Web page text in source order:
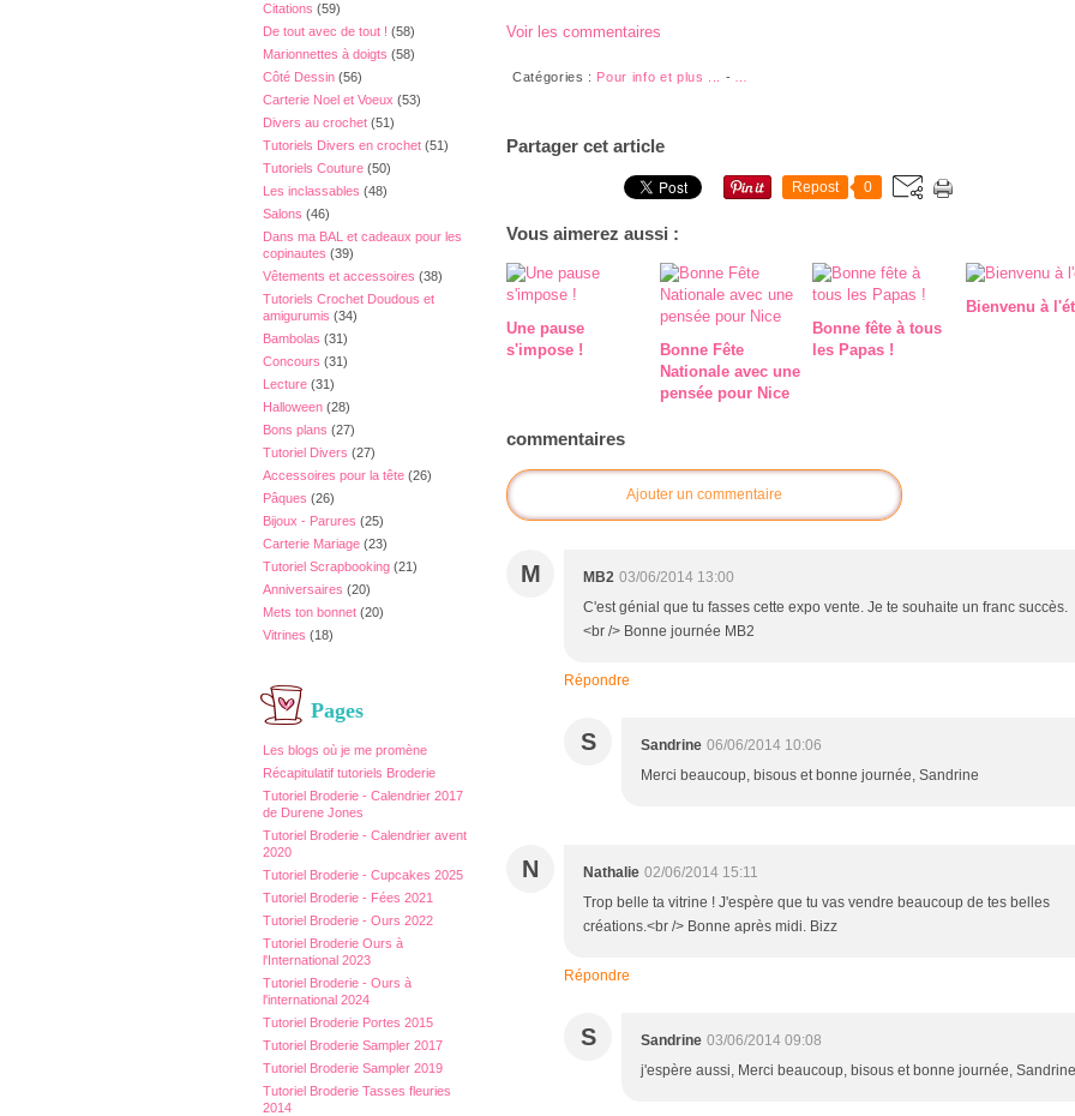
Citations (59)
De tout avec de tout ! (58)
Marionnettes à doigts (58)
Côté Dessin (56)
Carterie Noel et Voeux (53)
Divers au crochet (51)
Tutoriels Divers en crochet (51)
Tutoriels Couture (50)
Les inclassables (48)
Salons (46)
Dans ma BAL et cadeaux pour les
copinautes (39)
Vêtements et accessoires (38)
Tutoriels Crochet Doudous et
amigurumis (34)
Bambolas (31)
Concours (31)
Lecture (31)
Halloween (28)
Bons plans (27)
Tutoriel Divers (27)
Accessoires pour la tête (26)
Pâques (26)
Bijoux - Parures (25)
Carterie Mariage (23)
Tutoriel Scrapbooking (21)
Anniversaires (20)
Mets ton bonnet (20)
Vitrines (18)
Pages
Les blogs où je me promène
Récapitulatif tutoriels Broderie
Tutoriel Broderie - Calendrier 2017
de Durene Jones
Tutoriel Broderie - Calendrier avent
2020
Tutoriel Broderie - Cupcakes 2025
Tutoriel Broderie - Fées 2021
Tutoriel Broderie - Ours 2022
Tutoriel Broderie Ours à
l'International 2023
Tutoriel Broderie - Ours à
l'international 2024
Tutoriel Broderie Portes 2015
Tutoriel Broderie Sampler 2017
Tutoriel Broderie Sampler 2019
Tutoriel Broderie Tasses fleuries
2014
Voir les commentaires
Catégories : Pour info et plus ... -
Partager cet article
Repost 0
Vous aimerez aussi :
Une pause
s'impose !
Bonne Fête
Nationale avec une
pensée pour Nice
Bonne fête à tous
les Papas !
Bienvenu à
commentaires
Ajouter un commentaire
M MB2 03/06/2014 13:00
C'est génial que tu fasses cette expo vente. Je te souhaite un franc succès.
<br /> Bonne journée MB2
Répondre
S Sandrine 06/06/2014 10:06
Merci beaucoup, bisous et bonne journée, Sandrine
N Nathalie 02/06/2014 15:11
Trop belle ta vitrine ! J'espère que tu vas vendre beaucoup de tes belles
créations.<br /> Bonne après midi. Bizz
Répondre
S Sandrine 03/06/2014 09:08
j'espère aussi, Merci beaucoup, bisous et bonne journée, Sandrine